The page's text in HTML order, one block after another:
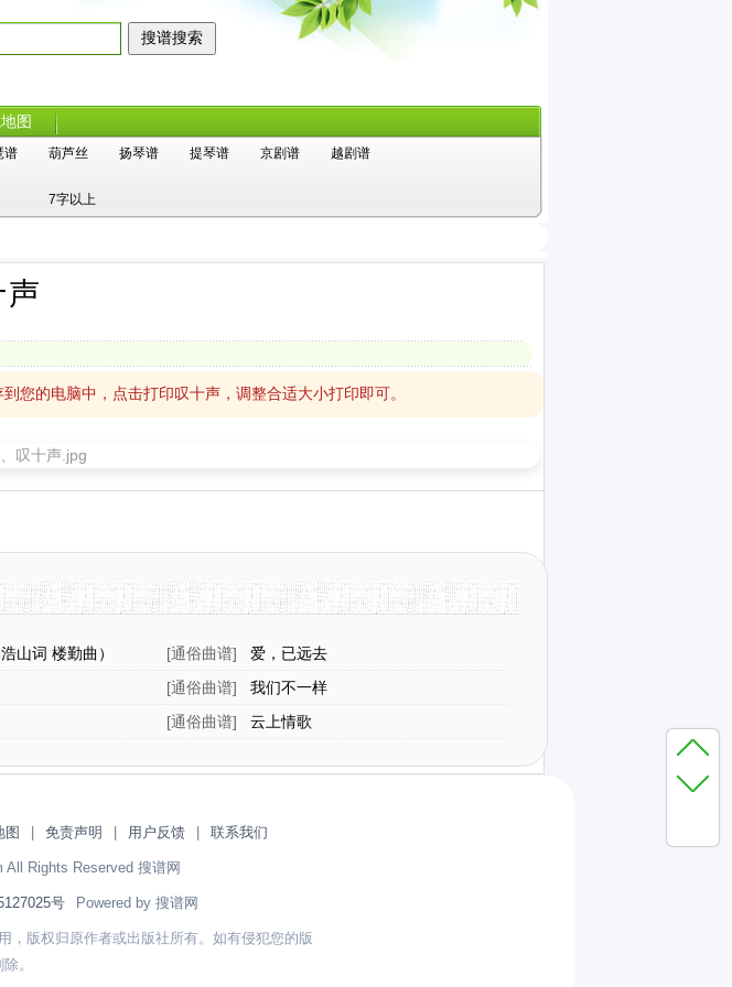
图
谱 葫芦丝 扬琴谱 提琴谱 京剧谱
越剧谱
7字以上
声
您的电脑中，点击打印叹十声，调整合适大小打印即可。
山词 楼勤曲） [通俗曲谱]
爱，已远去
[通俗曲谱]
我们不一样
[通俗曲谱] 云上情歌
图 免责声明 用户反馈 联系我们
Rights Reserved 搜谱网
号 Powered by 搜谱网
，版权归原作者或出版社所有。如有侵犯您的版
。